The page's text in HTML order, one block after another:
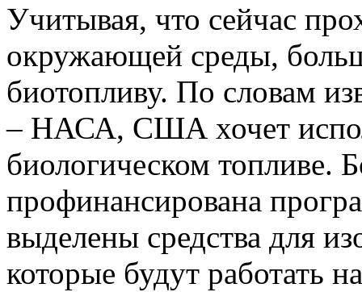
Учитывая, что сейчас
окружающей среды,
биотопливу. По словам
– НАСА, США хочет
биологическом топливе.
профинансирована
выделены средства для
которые будут работать